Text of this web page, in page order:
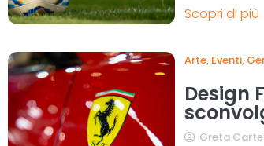
Scopri di più
Arte, Eventi,
Design
Greta